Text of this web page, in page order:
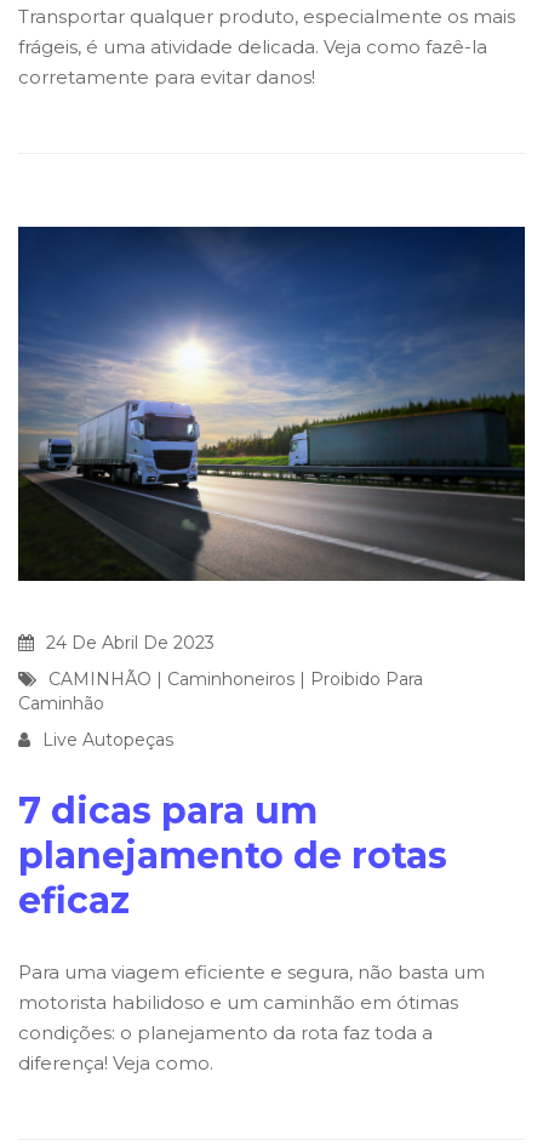
Transportar qualquer produto, especialmente os mais
frágeis, é uma atividade delicada. Veja como fazê-la
corretamente para evitar danos!
24 De Abril De 2023
CAMINHÃO
Caminhoneiros
Proibido Para
Caminhão
Live Autopeças
7 dicas para um
planejamento de rotas
eficaz
Para uma viagem eficiente e segura, não basta um
motorista habilidoso e um caminhão em ótimas
condições: o planejamento da rota faz toda a
diferença! Veja como.